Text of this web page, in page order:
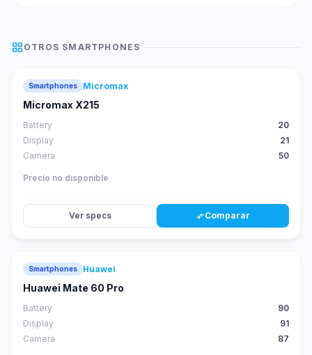
grid_view OTROS SMARTPHONES
Smartphones Micromax
Micromax X215
Battery
20
Display
21
Camera
50
Precio no disponible
Ver specs compare_arrowsComparar
Smartphones Huawei
Huawei Mate 60 Pro
Battery
90
Display
91
Camera
87